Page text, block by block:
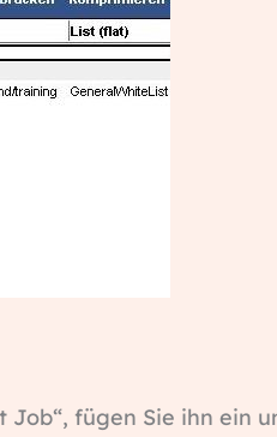
fügen Sie ihn ein